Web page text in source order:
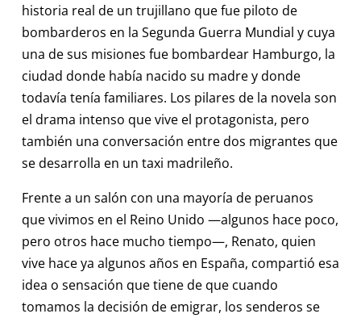
historia real de un trujillano que fue piloto de
bombarderos en la Segunda Guerra Mundial y cuya
una de sus misiones fue bombardear Hamburgo, la
ciudad donde había nacido su madre y donde
todavía tenía familiares. Los pilares de la novela son
el drama intenso que vive el protagonista, pero
también una conversación entre dos migrantes que
se desarrolla en un taxi madrileño.
Frente a un salón con una mayoría de peruanos
que vivimos en el Reino Unido —algunos hace poco,
pero otros hace mucho tiempo—, Renato, quien
vive hace ya algunos años en España, compartió esa
idea o sensación que tiene de que cuando
tomamos la decisión de emigrar, los senderos se